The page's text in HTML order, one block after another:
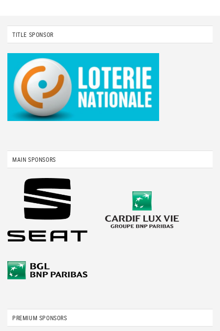
TITLE SPONSOR
MAIN SPONSORS
PREMIUM SPONSORS